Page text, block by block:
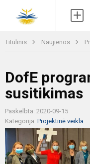
Titulinis Naujienos
DofE
susitikimas
Paskelbta: 2020-09-15
Kategorija: Projektinė veikla